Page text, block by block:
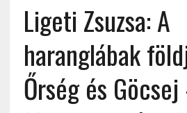
Ligeti Zsuzsa: A
haranglábak
Őrség és